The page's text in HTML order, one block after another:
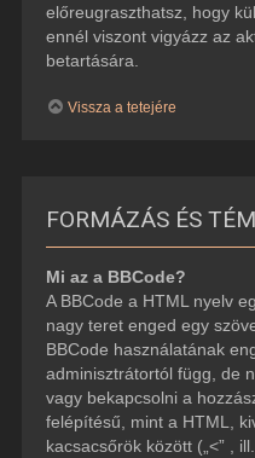
előreugraszthatsz, hogy
ennél viszont vigyázz az
betartására.
Vissza a tetejére
FORMÁZÁS ÉS
Mi az a BBCode?
A BBCode a HTML nyelv
nagy teret enged egy
BBCode használatának
adminisztrátortól függ, de
vagy bekapcsolni a
felépítésű, mint a HTML,
kacsacsőrök között („<” ,